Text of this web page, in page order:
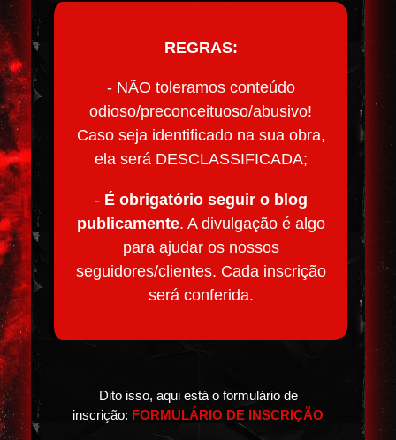
REGRAS:
- NÃO toleramos conteúdo
odioso/preconceituoso/abusivo!
Caso seja identificado na sua obra,
ela será DESCLASSIFICADA;
- É obrigatório seguir o blog
publicamente. A divulgação é algo
para ajudar os nossos
seguidores/clientes. Cada inscrição
será conferida.
Dito isso, aqui está o formulário de
inscrição: FORMULÁRIO DE INSCRIÇÃO